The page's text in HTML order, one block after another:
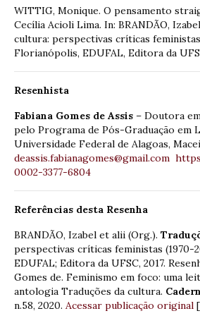
WITTIG, Monique. O pensamento
Cecília Acioli Lima. In: BRANDÃO,
cultura: perspectivas críticas feministas
Florianópolis, EDUFAL, Editora da
Resenhista
Fabiana Gomes de Assis – Doutora
pelo Programa de Pós-Graduação em
Universidade Federal de Alagoas,
deassis.fabianagomes@gmail.com
0002-3377-6804
Referências desta Resenha
BRANDÃO, Izabel et alii (Org.).
perspectivas críticas feministas (1970-
EDUFAL; Editora da UFSC, 2017.
Gomes de. Feminismo em foco: uma
antologia Traduções da cultura.
n.58, 2020. Acessar publicação original